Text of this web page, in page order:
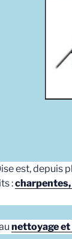
est,
:
nettoyage et